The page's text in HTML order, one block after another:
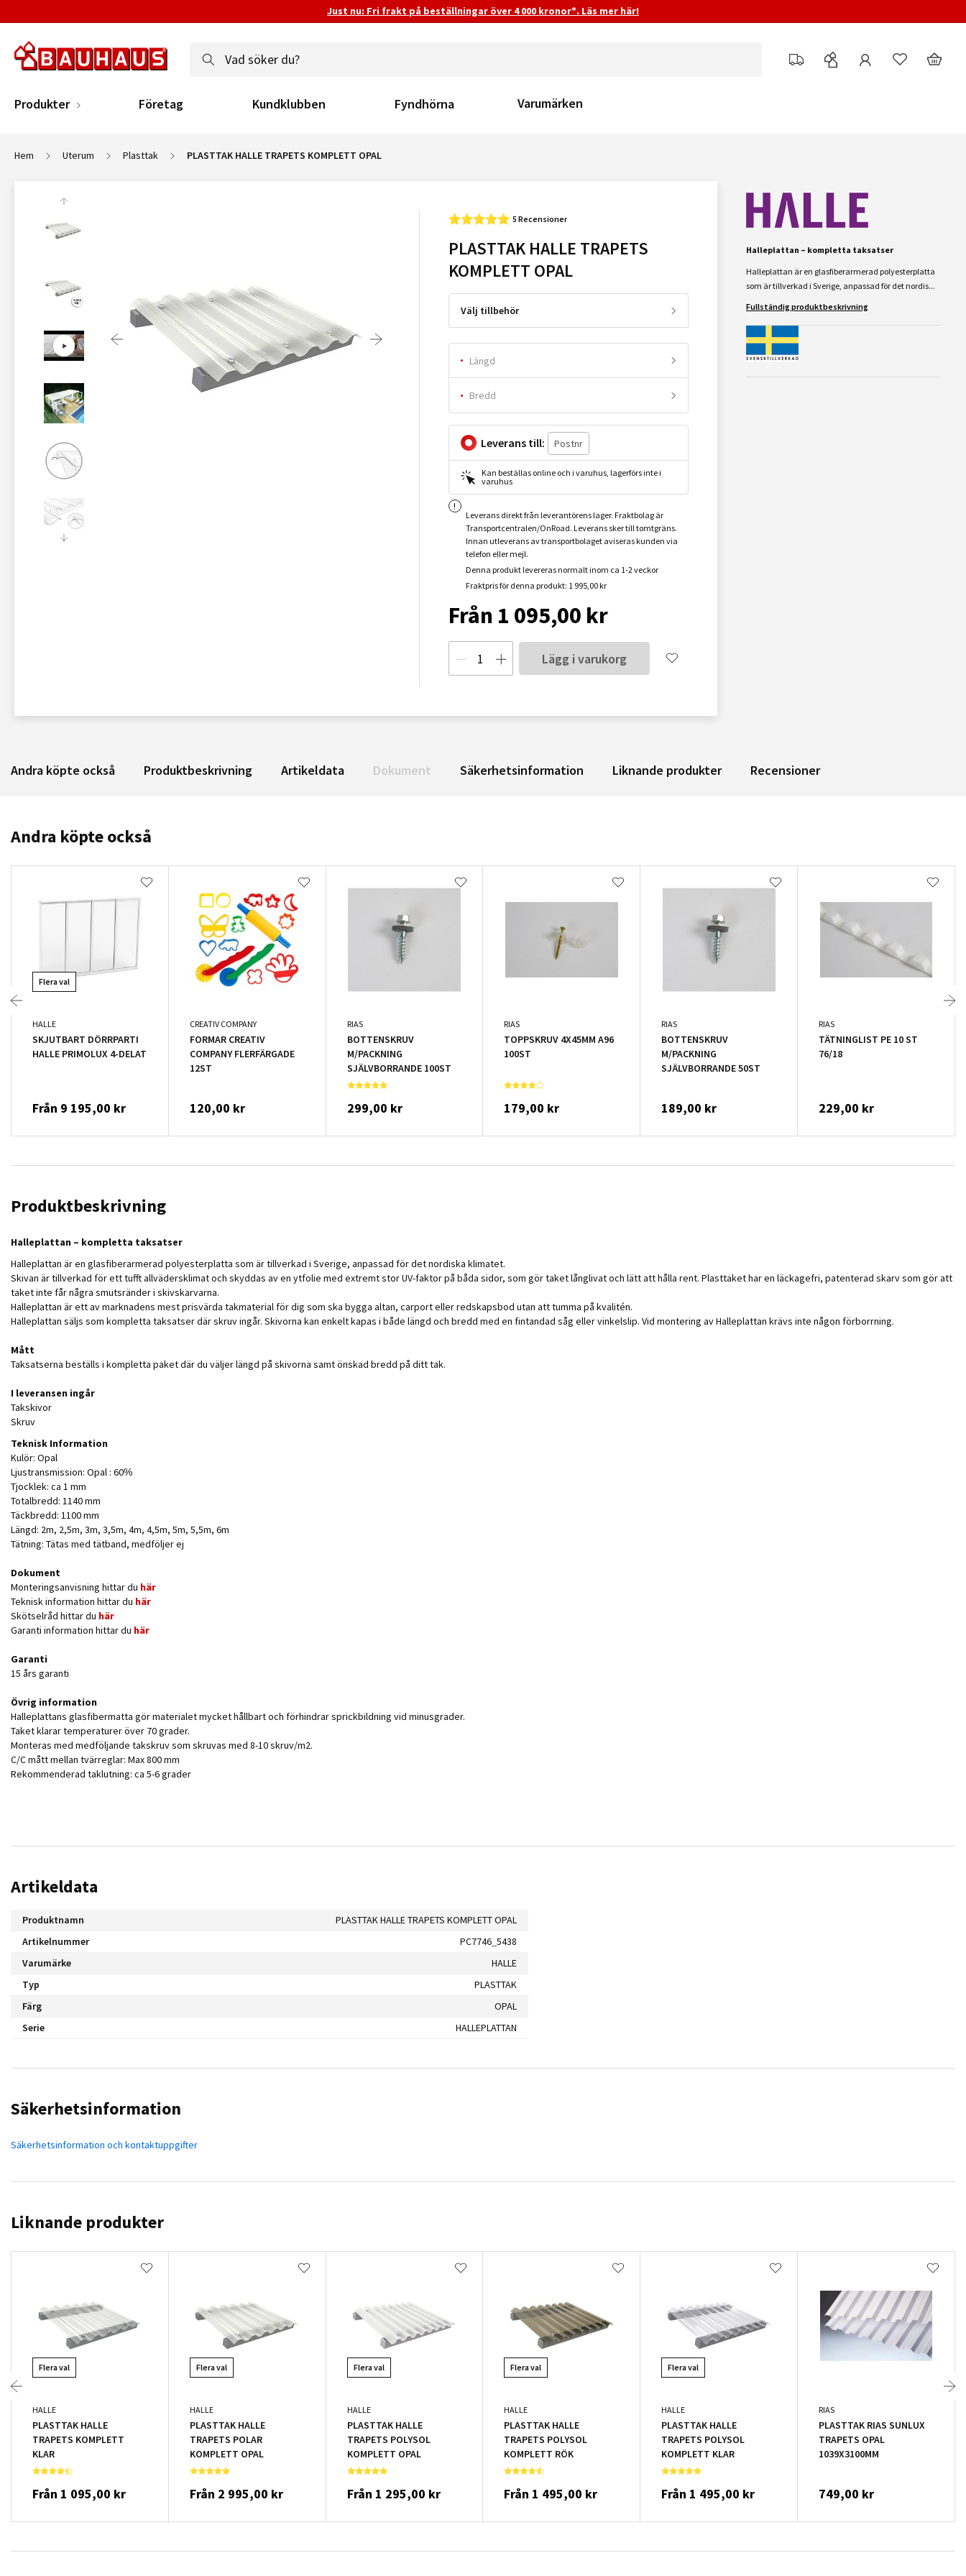
Just nu: Fri frakt på beställningar över 4 000 kronor*. Läs mer här!
Produkter Företag Kundklubben Fyndhörna Varumärken
Hem Uterum Plasttak PLASTTAK HALLE TRAPETS KOMPLETT OPAL
5 Recensioner
PLASTTAK HALLE TRAPETS
KOMPLETT OPAL
Välj tillbehör
Längd
Bredd
Leverans till:
Kan beställas online och i varuhus, lagerförs inte i
varuhus
Leverans direkt från leverantörens lager. Fraktbolag är
Transportcentralen/OnRoad. Leverans sker till tomtgräns.
Innan utleverans av transportbolaget aviseras kunden via
telefon eller mejl.
Denna produkt levereras normalt inom ca 1-2 veckor
Fraktpris för denna produkt: 1 995,00 kr
Från 1 095,00 kr
Lägg i varukorg
Halleplattan – kompletta taksatser
Halleplattan är en glasfiberarmerad polyesterplatta
som är tillverkad i Sverige, anpassad för det nordis...
Fullständig produktbeskrivning
Andra köpte också Produktbeskrivning Artikeldata Dokument Säkerhetsinformation Liknande produkter Recensioner
Andra köpte också
Flera val
HALLE
SKJUTBART DÖRRPARTI
HALLE PRIMOLUX 4-DELAT
Från 9 195,00 kr
CREATIV COMPANY
FORMAR CREATIV
COMPANY FLERFÄRGADE
12ST
120,00 kr
RIAS
BOTTENSKRUV
M/PACKNING
SJÄLVBORRANDE 100ST
299,00 kr
RIAS
TOPPSKRUV 4X45MM A96
100ST
179,00 kr
RIAS
BOTTENSKRUV
M/PACKNING
SJÄLVBORRANDE 50ST
189,00 kr
RIAS
TÄTNINGLIST PE 10 ST
76/18
229,00 kr
Produktbeskrivning
Halleplattan – kompletta taksatser
Halleplattan är en glasfiberarmerad polyesterplatta som är tillverkad i Sverige, anpassad för det nordiska klimatet.
Skivan är tillverkad för ett tufft allvädersklimat och skyddas av en ytfolie med extremt stor UV-faktor på båda sidor, som gör taket långlivat och lätt att hålla rent. Plasttaket har en läckagefri, patenterad skarv som gör att
taket inte får några smutsränder i skivskarvarna.
Halleplattan är ett av marknadens mest prisvärda takmaterial för dig som ska bygga altan, carport eller redskapsbod utan att tumma på kvalitén.
Halleplattan säljs som kompletta taksatser där skruv ingår. Skivorna kan enkelt kapas i både längd och bredd med en fintandad såg eller vinkelslip. Vid montering av Halleplattan krävs inte någon förborrning.
Mått
Taksatserna beställs i kompletta paket där du väljer längd på skivorna samt önskad bredd på ditt tak.
I leveransen ingår
Takskivor
Skruv
Teknisk Information
Kulör: Opal
Ljustransmission: Opal : 60%
Tjocklek: ca 1 mm
Totalbredd: 1140 mm
Täckbredd: 1100 mm
Längd: 2m, 2,5m, 3m, 3,5m, 4m, 4,5m, 5m, 5,5m, 6m
Tätning: Tätas med tätband, medföljer ej
Dokument
Monteringsanvisning hittar du här
Teknisk information hittar du här
Skötselråd hittar du här
Garanti information hittar du här
Garanti
15 års garanti
Övrig information
Halleplattans glasfibermatta gör materialet mycket hållbart och förhindrar sprickbildning vid minusgrader.
Taket klarar temperaturer över 70 grader.
Monteras med medföljande takskruv som skruvas med 8-10 skruv/m2.
C/C mått mellan tvärreglar: Max 800 mm
Rekommenderad taklutning: ca 5-6 grader
Artikeldata
Produktnamn
PLASTTAK HALLE TRAPETS KOMPLETT OPAL
Artikelnummer
PC7746_5438
Varumärke
HALLE
Typ
PLASTTAK
Färg
OPAL
Serie
HALLEPLATTAN
Säkerhetsinformation
Säkerhetsinformation och kontaktuppgifter
Liknande produkter
Flera val
HALLE
PLASTTAK HALLE
TRAPETS KOMPLETT
KLAR
Från 1 095,00 kr
Flera val
HALLE
PLASTTAK HALLE
TRAPETS POLAR
KOMPLETT OPAL
Från 2 995,00 kr
Flera val
HALLE
PLASTTAK HALLE
TRAPETS POLYSOL
KOMPLETT OPAL
Från 1 295,00 kr
Flera val
HALLE
PLASTTAK HALLE
TRAPETS POLYSOL
KOMPLETT RÖK
Från 1 495,00 kr
Flera val
HALLE
PLASTTAK HALLE
TRAPETS POLYSOL
KOMPLETT KLAR
Från 1 495,00 kr
RIAS
PLASTTAK RIAS SUNLUX
TRAPETS OPAL
1039X3100MM
749,00 kr